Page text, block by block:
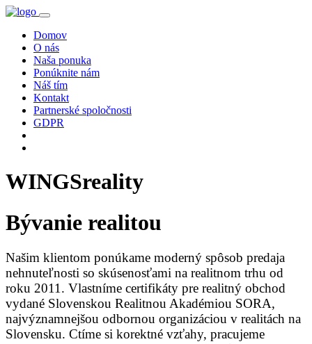
Domov
O nás
Naša ponuka
Ponúknite nám
Náš tím
Kontakt
Partnerské spoločnosti
GDPR
WINGSreality
Bývanie realitou
Našim klientom ponúkame moderný spôsob predaja
nehnuteľnosti so skúsenosťami na realitnom trhu od
roku 2011. Vlastníme certifikáty pre realitný obchod
vydané Slovenskou Realitnou Akadémiou SORA,
najvýznamnejšou odbornou organizáciou v realitách na
Slovensku. Ctíme si korektné vzťahy, pracujeme